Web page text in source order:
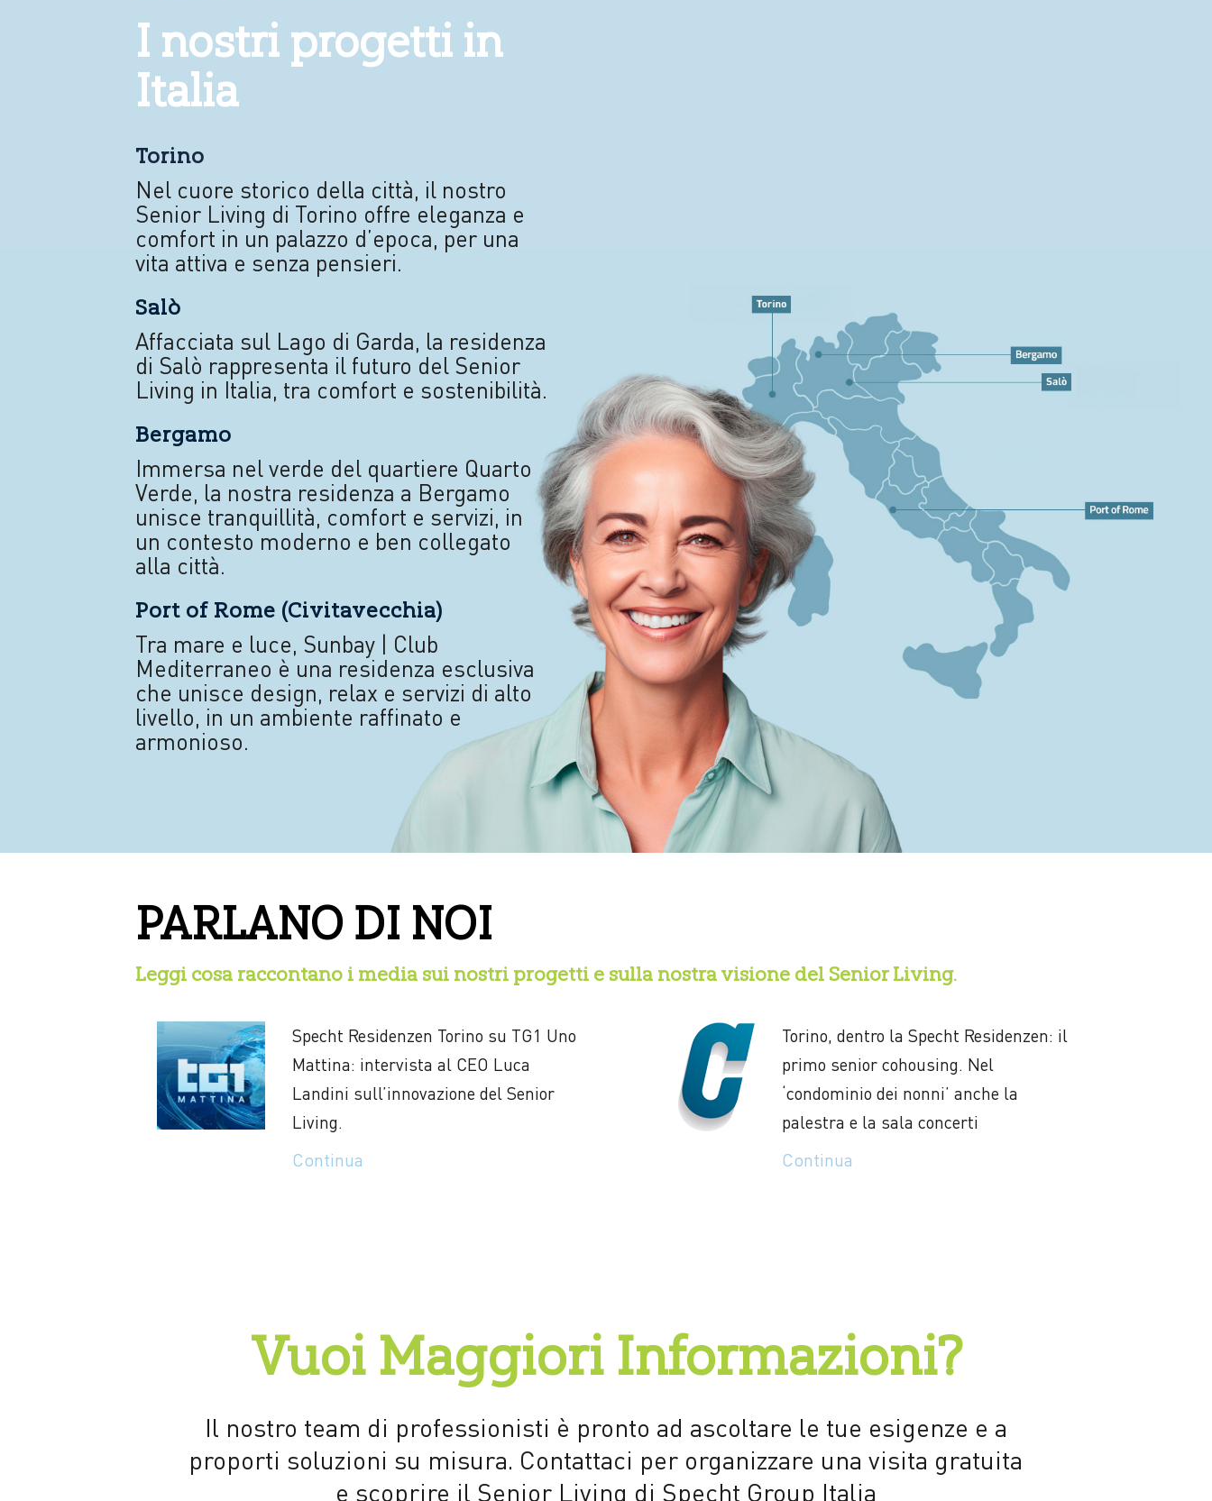
I nostri progetti in
Italia
Torino
Nel cuore storico della città, il nostro
Senior Living di Torino offre eleganza e
comfort in un palazzo d’epoca, per una
vita attiva e senza pensieri.
Salò
Affacciata sul Lago di Garda, la residenza
di Salò rappresenta il futuro del Senior
Living in Italia, tra comfort e sostenibilità.
Bergamo
Immersa nel verde del quartiere Quarto
Verde, la nostra residenza a Bergamo
unisce tranquillità, comfort e servizi, in
un contesto moderno e ben collegato
alla città.
Port of Rome (Civitavecchia)
Tra mare e luce, Sunbay | Club
Mediterraneo è una residenza esclusiva
che unisce design, relax e servizi di alto
livello, in un ambiente raffinato e
armonioso.
PARLANO DI NOI
Leggi cosa raccontano i media sui nostri progetti e sulla nostra visione del Senior Living.
Specht Residenzen Torino su TG1 Uno
Mattina: intervista al CEO Luca
Landini sull’innovazione del Senior
Living.
Continua
Torino, dentro la Specht Residenzen: il
primo senior cohousing. Nel
‘condominio dei nonni’ anche la
palestra e la sala concerti
Continua
Vuoi Maggiori Informazioni?
Il nostro team di professionisti è pronto ad ascoltare le tue esigenze e a
proporti soluzioni su misura. Contattaci per organizzare una visita gratuita
e scoprire il Senior Living di Specht Group Italia